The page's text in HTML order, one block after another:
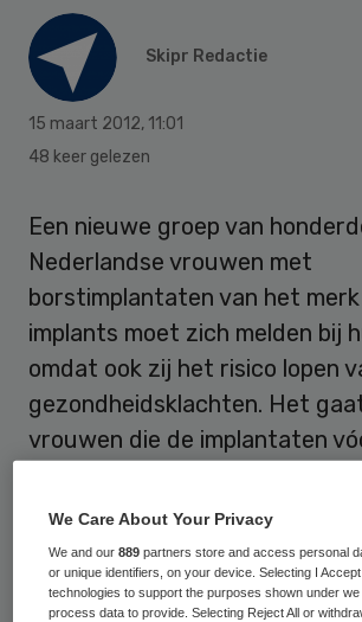
Skipr Redactie
15 maart 2012, 11:01
48 keer gelezen
Een nieuwe groep van
Nederlandse vrouwen met
borstimplantaten van het
implants moet zich melden bij
omdat ook zij het risico lopen
gezondheidsklachten. Het
vrouwen die de implantaten
De Inspectie voor de
(IGZ) vraagt de ziekenhuizen
privéklinieken waar de
We Care About Your Privacy
We and our889 partners store and access personal
or unique identifiers, on your device. Selecting I
technologies to support the purposes shown under
process data to provide. Selecting Reject All or